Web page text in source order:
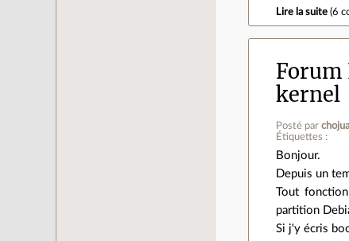
Lire la suite (6
kernel
Posté par
Étiquettes :
Bonjour.
Depuis un
Tout
partition
Si j'y écris